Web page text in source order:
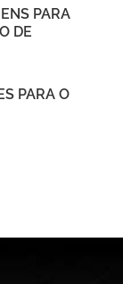
PARA
DE
PARA O